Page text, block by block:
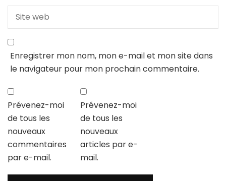
Enregistrer mon nom, mon e-mail et mon site dans
le navigateur pour mon prochain commentaire.
Prévenez-moi
de tous les
nouveaux
commentaires
par e-mail.
Prévenez-moi
de tous les
nouveaux
articles par e-
mail.